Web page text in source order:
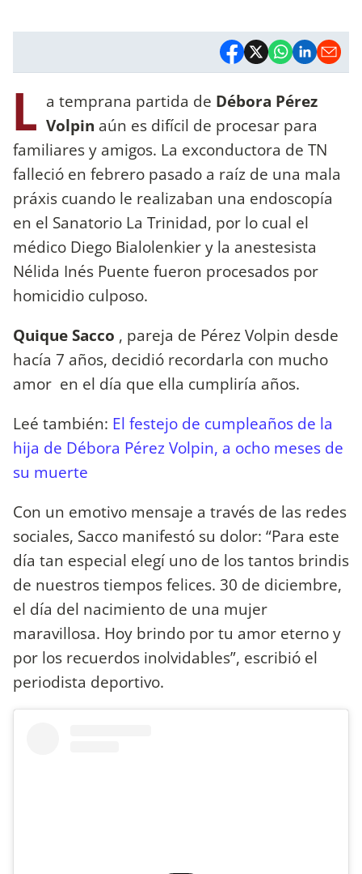
L a temprana partida de Débora Pérez
Volpin aún es difícil de procesar para
familiares y amigos. La exconductora de TN
falleció en febrero pasado a raíz de una mala
práxis cuando le realizaban una endoscopía
en el Sanatorio La Trinidad, por lo cual el
médico Diego Bialolenkier y la anestesista
Nélida Inés Puente fueron procesados por
homicidio culposo.
Quique Sacco , pareja de Pérez Volpin desde
hacía 7 años, decidió recordarla con mucho
amor en el día que ella cumpliría años.
Leé también: El festejo de cumpleaños de la
hija de Débora Pérez Volpin, a ocho meses de
su muerte
Con un emotivo mensaje a través de las redes
sociales, Sacco manifestó su dolor: “Para este
día tan especial elegí uno de los tantos brindis
de nuestros tiempos felices. 30 de diciembre,
el día del nacimiento de una mujer
maravillosa. Hoy brindo por tu amor eterno y
por los recuerdos inolvidables”, escribió el
periodista deportivo.